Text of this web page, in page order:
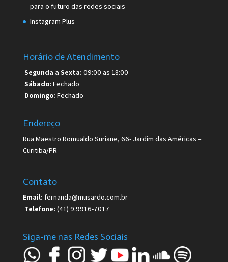
para o futuro das redes sociais
Instagram Plus
Horário de Atendimento
Segunda a Sexta: 09:00 as 18:00
Sábado: Fechado
Domingo: Fechado
Endereço
Rua Maestro Romualdo Suriane, 66- Jardim das Américas –
Curitiba/PR
Contato
Email: fernanda@musardo.com.br
Telefone: (41) 9.9916-7017
Siga-me nas Redes Sociais